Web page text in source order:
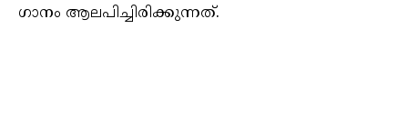
ഗാനം ആലപിച്ചിരിക്കുന്നത്.